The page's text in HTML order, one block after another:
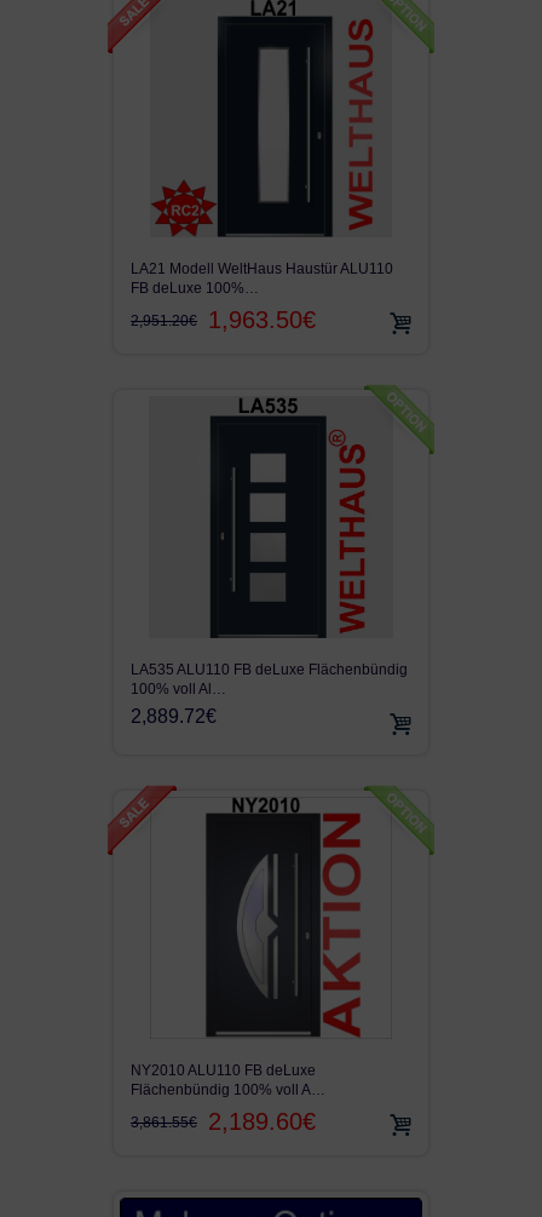
LA21 Modell WeltHaus Haustür ALU110
FB deLuxe 100%…
2,951.20€
1,963.50€
LA535 ALU110 FB deLuxe Flächenbündig
100% voll Al…
2,889.72€
NY2010 ALU110 FB deLuxe
Flächenbündig 100% voll A…
3,861.55€
2,189.60€